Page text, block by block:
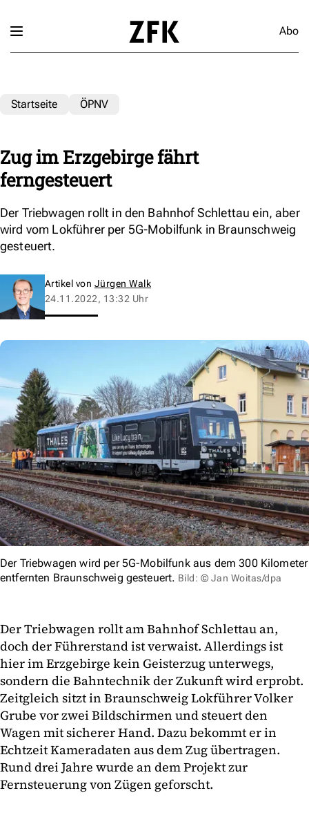
Abo
Startseite ÖPNV
Zug im Erzgebirge fährt
ferngesteuert
Der Triebwagen rollt in den Bahnhof Schlettau ein, aber
wird vom Lokführer per 5G-Mobilfunk in Braunschweig
gesteuert.
Artikel von Jürgen Walk
24.11.2022, 13:32 Uhr
Der Triebwagen wird per 5G-Mobilfunk aus dem 300 Kilometer
entfernten Braunschweig gesteuert. Bild: © Jan Woitas/dpa
Der Triebwagen rollt am Bahnhof Schlettau an,
doch der Führerstand ist verwaist. Allerdings ist
hier im Erzgebirge kein Geisterzug unterwegs,
sondern die Bahntechnik der Zukunft wird erprobt.
Zeitgleich sitzt in Braunschweig Lokführer Volker
Grube vor zwei Bildschirmen und steuert den
Wagen mit sicherer Hand. Dazu bekommt er in
Echtzeit Kameradaten aus dem Zug übertragen.
Rund drei Jahre wurde an dem Projekt zur
Fernsteuerung von Zügen geforscht.